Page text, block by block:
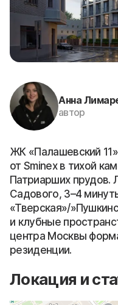
Анна
автор
ЖК «Палашевский
от Sminex в тихой
Патриарших прудов.
Садового, 3–4
«Тверская»/
и клубные
центра Москвы
резиденции.
Локация и